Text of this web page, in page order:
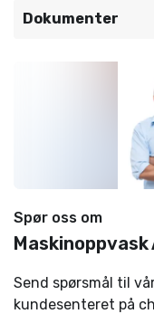
Dokumenter
Spør oss om
Maskinoppvask
Send spørsmål til
kundesenteret på